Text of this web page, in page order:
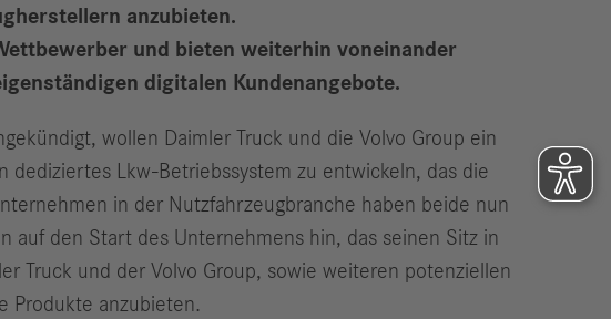
anzubieten.
und bieten weiterhin voneinander
digitalen Kundenangebote.
wollen Daimler Truck und die Volvo Group ein
Lkw-Betriebssystem zu entwickeln, das die
in der Nutzfahrzeugbranche haben beide nun
auf den Start des Unternehmens hin, das seinen Sitz in
Truck und der Volvo Group, sowie weiteren potenziellen
Produkte anzubieten.